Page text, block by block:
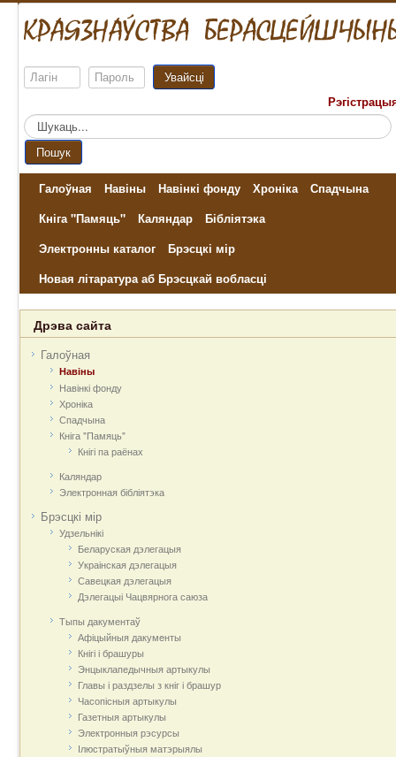
Увайсці
Пошук...
Пошук
Галоўная Навіны Навінкі фонду Хроніка
Спадчына
Кніга "Памяць"
Каляндар
Бібліятэка
Электронны каталог
Брэсцкі мір
Новая літаратура аб Брэсцкай вобласці
Дрэва сайта
Галоўная
Навіны
Навінкі фонду
Хроніка
Спадчына
Кніга "Памяць"
Кнігі па раёнах
Каляндар
Электронная бібліятэка
Брэсцкі мір
Удзельнікі
Беларуская дэлегацыя
Украінская дэлегацыя
Савецкая дэлегацыя
Дэлегацыі Чацвярнога саюза
Тыпы дакументаў
Афіцыйныя дакумeнты
Кнігі і брашуры
Энцыклапедычныя артыкулы
Главы і раздзелы з кніг і брашур
Часопісныя артыкулы
Газетныя артыкулы
Электронныя рэсурсы
Ілюстратыўныя матэрыялы